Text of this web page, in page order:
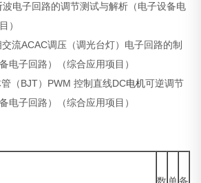
电子回路的调节测试与解析（电子设备电
）
流ACAC调压（调光台灯）电子回路的制
电子回路）（综合应用项目）
（BJT）PWM 控制直线DC电机可逆调节
电子回路）（综合应用项目）